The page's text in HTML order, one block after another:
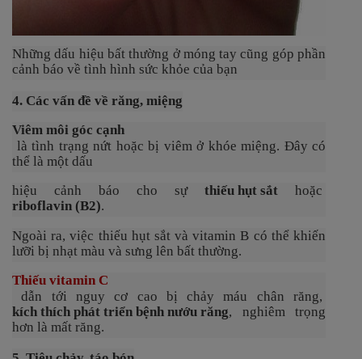
Những dấu hiệu bất thường ở móng tay cũng góp phần
cảnh báo về tình hình sức khỏe của bạn
4. Các vấn đề về răng, miệng
Viêm môi góc cạnh
là tình trạng nứt hoặc bị viêm ở khóe miệng. Đây có
thể là một dấu
hiệu cảnh báo cho sự thiếu hụt sắt hoặc
riboflavin (B2).
Ngoài ra, việc thiếu hụt sắt và vitamin B có thể khiến
lưỡi bị nhạt màu và sưng lên bất thường.
Thiếu vitamin C
dẫn tới nguy cơ cao bị chảy máu chân răng,
kích thích phát triển bệnh nướu răng, nghiêm trọng
hơn là mất răng.